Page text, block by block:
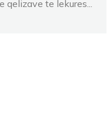
qelizave te lekures...